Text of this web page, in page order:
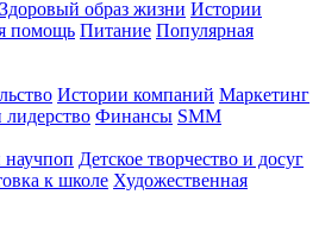
Здоровый образ жизни Истории
помощь Питание Популярная
Истории компаний Маркетинг
Финансы SMM
научпоп Детское творчество и досуг
к школе Художественная